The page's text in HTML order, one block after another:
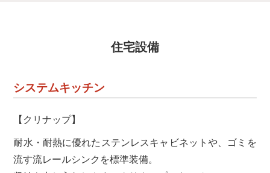
住宅設備
システムキッチン
【クリナップ】
耐水・耐熱に優れたステンレスキャビネットや、ゴミを
流す流レールシンクを標準装備。